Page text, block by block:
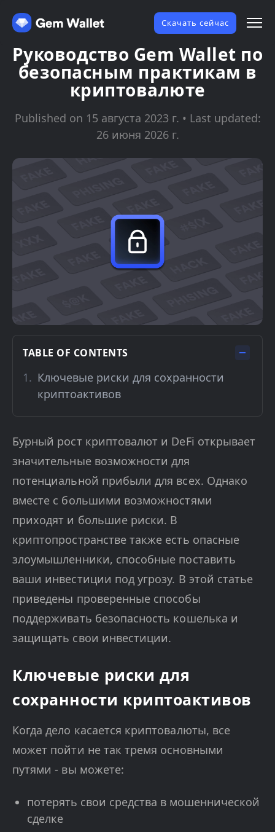
Скачать сейчас
Руководство Gem Wallet по
безопасным практикам в
криптовалюте
Published on 15 августа 2023 г. • Last updated:
26 июня 2026 г.
TABLE OF CONTENTS
Ключевые риски для сохранности
криптоактивов
Бурный рост криптовалют и DeFi открывает
значительные возможности для
потенциальной прибыли для всех. Однако
вместе с большими возможностями
приходят и большие риски. В
криптопространстве также есть опасные
злоумышленники, способные поставить
ваши инвестиции под угрозу. В этой статье
приведены проверенные способы
поддерживать безопасность кошелька и
защищать свои инвестиции.
Ключевые риски для
сохранности криптоактивов
Когда дело касается криптовалюты, все
может пойти не так тремя основными
путями - вы можете:
потерять свои средства в мошеннической
сделке